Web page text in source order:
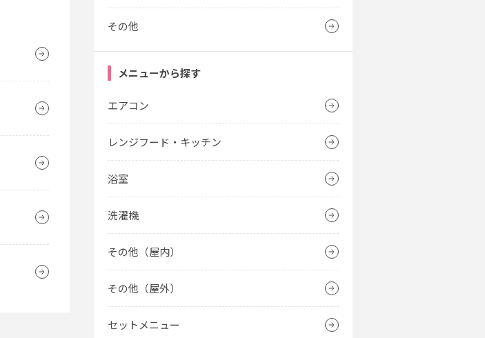
その他
メニューから探す
エアコン
レンジフード・キッチン
浴室
洗濯機
その他（屋内）
その他（屋外）
セットメニュー